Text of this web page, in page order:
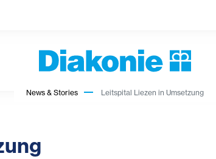
News & Stories Leitspital Liezen in Umsetzung